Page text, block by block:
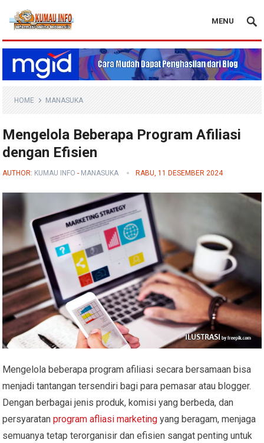
Blog Kumau Info
MENU
HOME MANASUKA
Mengelola Beberapa Program Afiliasi
dengan Efisien
AUTHOR: KUMAU INFO - MANASUKA RABU, 11 DESEMBER 2024
Mengelola beberapa program afiliasi secara bersamaan bisa
menjadi tantangan tersendiri bagi para pemasar atau blogger.
Dengan berbagai jenis produk, komisi yang berbeda, dan
persyaratanprogram afliasi marketing yang beragam, menjaga
semuanya tetap terorganisir dan efisien sangat penting untuk